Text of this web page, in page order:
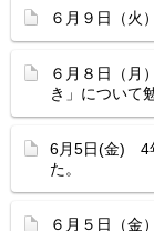
６月９日（火
６月８日（
き」について
6月5日(金) 4
た。
６月５日（